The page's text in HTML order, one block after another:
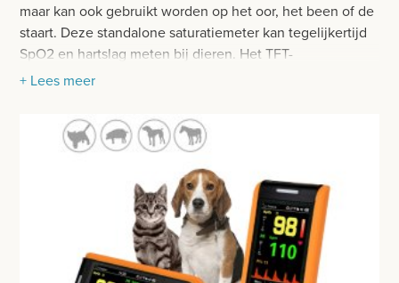
login
Prijzen
Prijzen worden nu inclusief BTW getoond
OPERATIE-PROTECTIEMATERIAAL
HYGIENE
SCHEERAPPARATEN + TOEBEHOREN
maar kan ook gebruikt worden op het oor, het been of de
staart. Deze standalone saturatiemeter kan tegelijkertijd
SpO2 en hartslag meten bij dieren. Het TFT-
kleurenscherm toont het plethysmogram, de perfusie-
Eigenschappen:
continue bewaking
tot 500 uur gegevensopslag voor SpO2 en PR
software voor gegevensbeheer voor analyse
hoorbare en visuele alarmfunctie
verticaal en horizontaal display
+ Lees meer